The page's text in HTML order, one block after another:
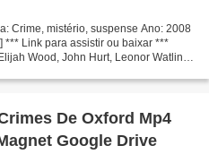
Crime, mistério, suspense Ano: 2008
*** Link para assistir ou baixar ***
Wood, John Hurt, Leonor Watling
De Oxford Mp4
Google Drive